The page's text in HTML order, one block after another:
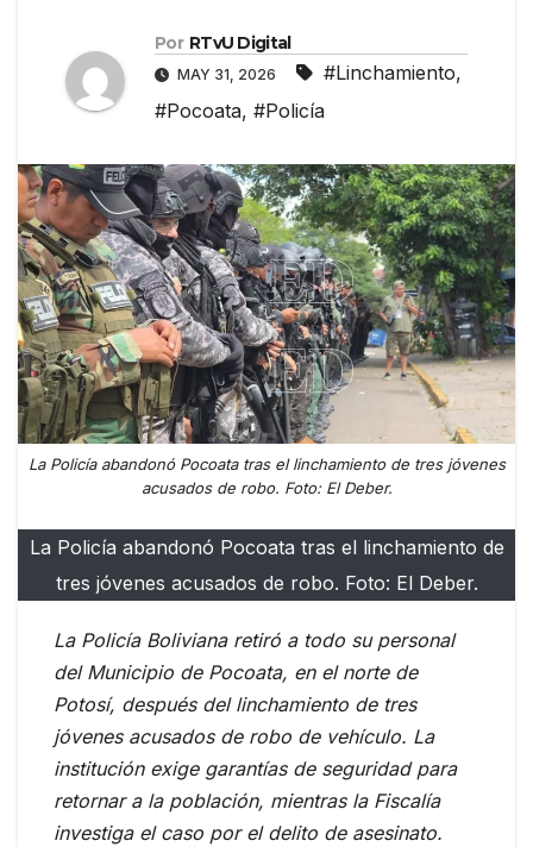
Por RTvU Digital
MAY 31, 2026 #Linchamiento,
#Pocoata, #Policía
La Policía abandonó Pocoata tras el linchamiento de tres jóvenes
acusados de robo. Foto: El Deber.
La Policía abandonó Pocoata tras el linchamiento de
tres jóvenes acusados de robo. Foto: El Deber.
La Policía Boliviana retiró a todo su personal
del Municipio de Pocoata, en el norte de
Potosí, después del linchamiento de tres
jóvenes acusados de robo de vehículo. La
institución exige garantías de seguridad para
retornar a la población, mientras la Fiscalía
investiga el caso por el delito de asesinato.